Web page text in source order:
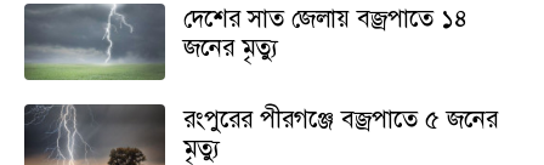
দেশের সাত জেলায় বজ্রপাতে ১৪
জনের মৃত্যু
রংপুরের পীরগঞ্জে বজ্রপাতে ৫ জনের
মৃত্যু